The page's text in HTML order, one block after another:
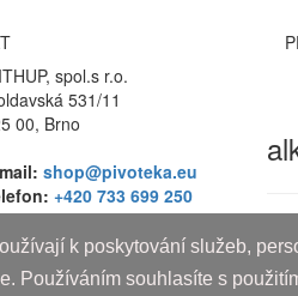
k poskytování služeb,
Používáním souhlasíte s
spol.s r.o.
531/11
00, Brno
shop@pivoteka.eu
+420 733 699 250
© 2010-2019 An systems, s.r.o.